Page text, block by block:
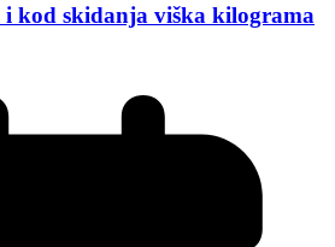
kod skidanja viška kilograma